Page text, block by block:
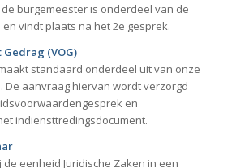
burgemeester is onderdeel van de
vindt plaats na het 2e gesprek.
(VOG)
standaard onderdeel uit van onze
De aanvraag hiervan wordt verzorgd
en
indiensttredingsdocument.
de eenheid Juridische Zaken in een